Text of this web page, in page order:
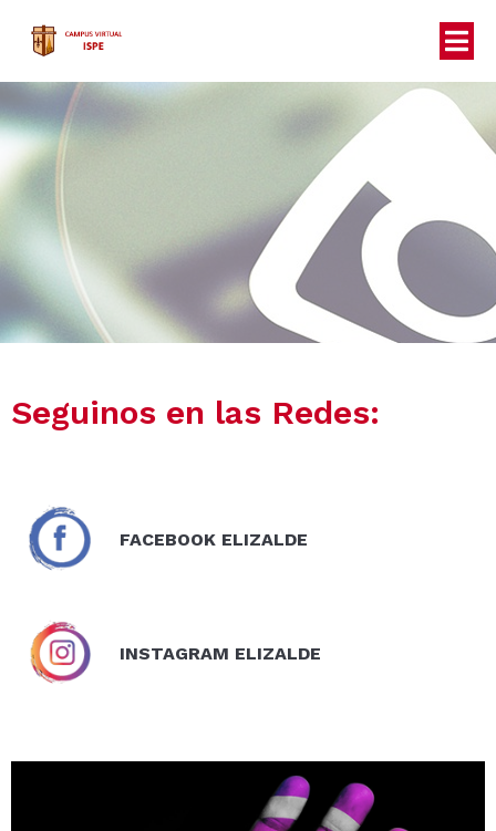
Seguinos en las Redes:
FACEBOOK ELIZALDE
INSTAGRAM ELIZALDE